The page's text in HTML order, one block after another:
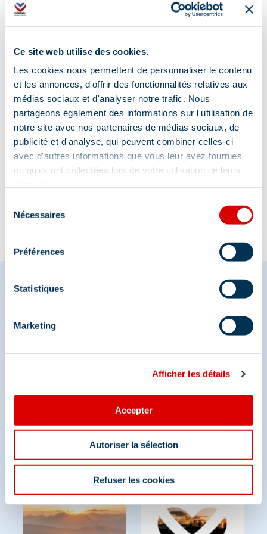
Ce site web utilise des cookies.
Les cookies nous permettent de personnaliser le contenu
et les annonces, d'offrir des fonctionnalités relatives aux
médias sociaux et d'analyser notre trafic. Nous
partageons également des informations sur l'utilisation de
notre site avec nos partenaires de médias sociaux, de
publicité et d'analyse, qui peuvent combiner celles-ci
avec d'autres informations que vous leur avez fournies
ou qu'ils ont collectées lors de votre utilisation de leurs
Nécessaires
Préférences
Statistiques
Marketing
Afficher les détails
Accepter
Autoriser la sélection
Refuser les cookies
Information mise à jour le
27/05/2026
Partagez vos moments à
Méribel